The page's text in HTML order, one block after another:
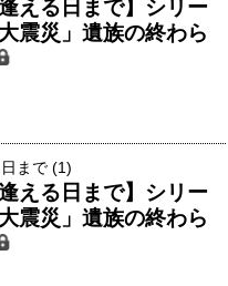
える日まで】シリー
震災」遺族の終わら
まで (1)
える日まで】シリー
震災」遺族の終わら